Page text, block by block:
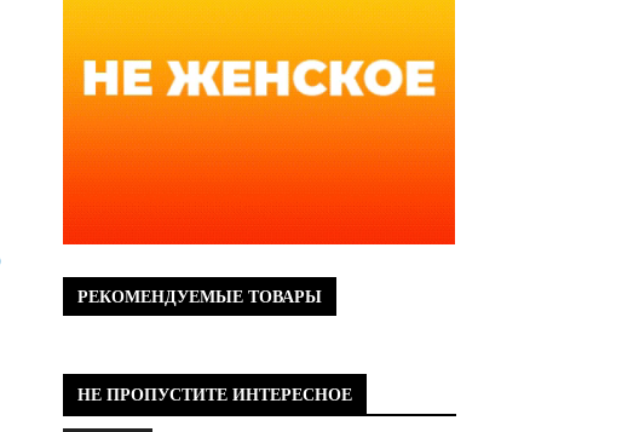
РЕКОМЕНДУЕМЫЕ ТОВАРЫ
НЕ ПРОПУСТИТЕ ИНТЕРЕСНОЕ